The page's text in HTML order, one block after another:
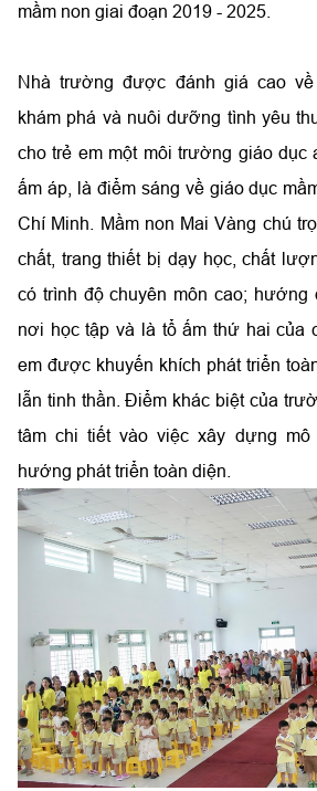
mầm non giai đoạn 2019 - 2025.
Nhà trườngđ­ược đánh giá cao
khám phá và nuôi dưỡng tình yêu
cho trẻ em một môi trường giáo dục
ấm áp, là điểm sáng về giáo dục
Chí Minh. Mầm non Mai Vàng chú
chất, trang thiết bị dạy học, chất
có trình độ chuyên môn cao; hướng
nơi học tập và là tổ ấm thứ hai của
em được khuyến khích phát triển
lẫn tinh thần. Điểm khác biệt của
tâm chi tiết vào việc xây dựng
hướng phát triển toàn diện.